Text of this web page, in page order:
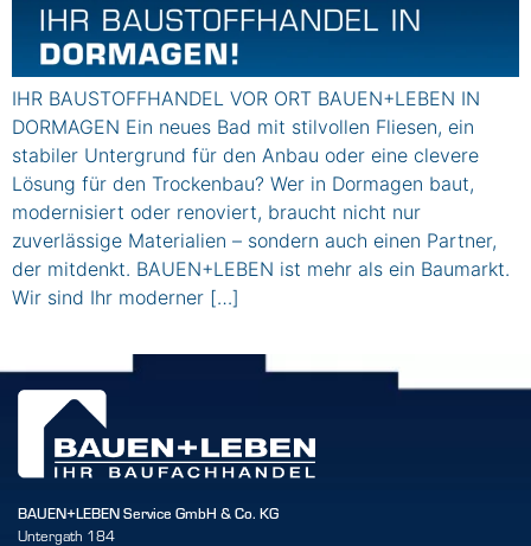
IHR BAUSTOFFHANDEL VOR ORT BAUEN+LEBEN IN
DORMAGEN Ein neues Bad mit stilvollen Fliesen, ein
stabiler Untergrund für den Anbau oder eine clevere
Lösung für den Trockenbau? Wer in Dormagen baut,
modernisiert oder renoviert, braucht nicht nur
zuverlässige Materialien – sondern auch einen Partner,
der mitdenkt. BAUEN+LEBEN ist mehr als ein Baumarkt.
Wir sind Ihr moderner […]
BAUEN+LEBEN Service GmbH & Co. KG
Untergath 184